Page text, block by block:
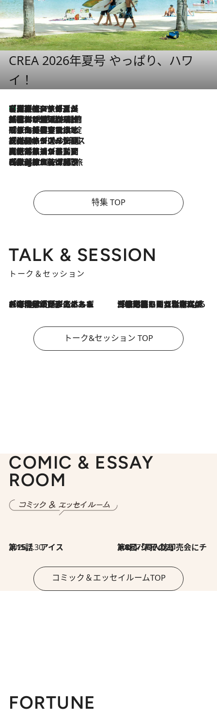
CREA 2026年夏号 やっぱり、ハワ
イ！
2026.8.7
【厳選旅コスメ】「多機能アイテムがメイン！」旅好き美容エディターが選んだ夏旅ベストコスメを発表【Mサイズジップ】
2026.8.6
「荷物が増えるほど旅ストレスは増す」美容ジャーナリストがたどり着いた最終結論。“化粧品を劇的に減らす”感動の凝縮美容とは
2026.8.6
「旅先には金髪ウィッグを持参」日本と同じメイクでは損してる!? 美容ジャーナリストが提案する“掟破りの旅美容”とは
2026.8.6
【厳選旅コスメ】「身軽さ＆UV対策重視！」ヘアアーティストshucoが選んだ夏旅ベストコスメを発表【Mサイズジップ】
2026.8.5
【厳選旅コスメ】国内をあちこち移動する河井菜摘が選んだ夏旅ベストコスメ発表！「リラックスアイテムはマスト」【Mサイズジップ】
2026.8.4
【厳選旅コスメ】「紫外線＆乾燥対策しながらメイク感も！」ヘア＆メイクGeorgeが選んだ夏旅ベストコスメを発表！【Mサイズジップ】
特集 TOP
TALK & SESSION
トーク＆セッション
2026.8.3
「今後値上げがあるとすれば…」「リスクがあるのは今年の冬」エネルギー専門家が語る、ホルムズ海峡封鎖が家庭にもたらす“ある心配” 2026.8.3
「住宅建てられない…」「サーチャージ料の高値が続いている」ホルムズ海峡封鎖による影響はいつまで続く？《エネルギー専門家に聞く“どうなる日本の暮らし”》
トーク&セッション TOP
COMIC & ESSAY
ROOM
2026.7.30
第15話 アイス 2026.7.30
第8回「同人誌即売会にチャレンジ その2」
コミック＆エッセイルームTOP
FORTUNE